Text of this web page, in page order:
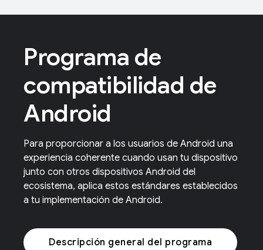
Programa de
compatibilidad de
Android
Para proporcionar a los usuarios de Android una
experiencia coherente cuando usan tu dispositivo
junto con otros dispositivos Android del
ecosistema, aplica estos estándares establecidos
a tu implementación de Android.
Descripción general del programa